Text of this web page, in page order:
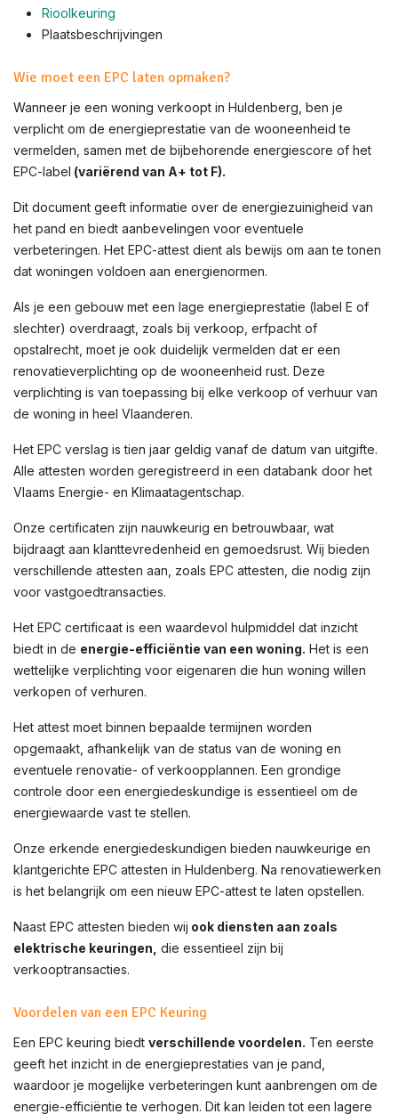
Rioolkeuring
Plaatsbeschrijvingen
Wie moet een EPC laten opmaken?
Wanneer je een woning verkoopt in Huldenberg, ben je
verplicht om de energieprestatie van de wooneenheid te
vermelden, samen met de bijbehorende energiescore of het
EPC-label (variërend van A+ tot F).
Dit document geeft informatie over de energiezuinigheid van
het pand en biedt aanbevelingen voor eventuele
verbeteringen. Het EPC-attest dient als bewijs om aan te tonen
dat woningen voldoen aan energienormen.
Als je een gebouw met een lage energieprestatie (label E of
slechter) overdraagt, zoals bij verkoop, erfpacht of
opstalrecht, moet je ook duidelijk vermelden dat er een
renovatieverplichting op de wooneenheid rust. Deze
verplichting is van toepassing bij elke verkoop of verhuur van
de woning in heel Vlaanderen.
Het EPC verslag is tien jaar geldig vanaf de datum van uitgifte.
Alle attesten worden geregistreerd in een databank door het
Vlaams Energie- en Klimaatagentschap.
Onze certificaten zijn nauwkeurig en betrouwbaar, wat
bijdraagt aan klanttevredenheid en gemoedsrust. Wij bieden
verschillende attesten aan, zoals EPC attesten, die nodig zijn
voor vastgoedtransacties.
Het EPC certificaat is een waardevol hulpmiddel dat inzicht
biedt in de energie-efficiëntie van een woning. Het is een
wettelijke verplichting voor eigenaren die hun woning willen
verkopen of verhuren.
Het attest moet binnen bepaalde termijnen worden
opgemaakt, afhankelijk van de status van de woning en
eventuele renovatie- of verkoopplannen. Een grondige
controle door een energiedeskundige is essentieel om de
energiewaarde vast te stellen.
Onze erkende energiedeskundigen bieden nauwkeurige en
klantgerichte EPC attesten in Huldenberg. Na renovatiewerken
is het belangrijk om een nieuw EPC-attest te laten opstellen.
Naast EPC attesten bieden wij ook diensten aan zoals
elektrische keuringen, die essentieel zijn bij
verkooptransacties.
Voordelen van een EPC Keuring
Een EPC keuring biedt verschillende voordelen. Ten eerste
geeft het inzicht in de energieprestaties van je pand,
waardoor je mogelijke verbeteringen kunt aanbrengen om de
energie-efficiëntie te verhogen. Dit kan leiden tot een lagere